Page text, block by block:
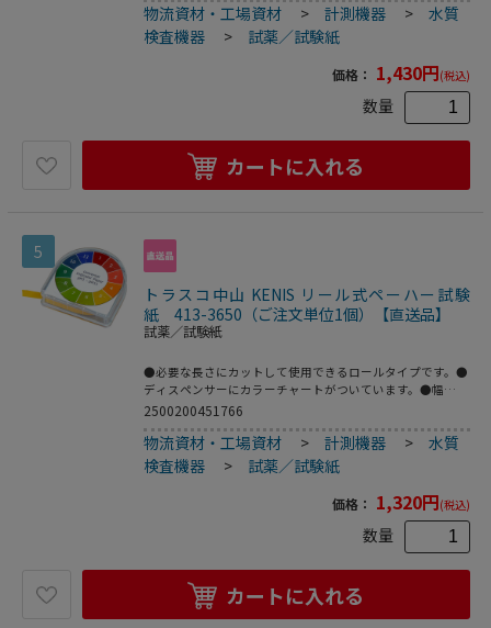
物流資材・工場資材 >計測機器 >水質
検査機器
> 試薬／試験紙
価格： 1,430円(税込)
数量
カートに入れる
5
トラスコ中山 KENIS リール式ペーハー試験
紙 413-3650（ご注文単位1個）【直送品】
試薬／試験紙
●必要な長さにカットして使用できるロールタイプです。●
ディスペンサーにカラーチャートがついています。●幅
(mm)：7●長さ(m)：5●測定範囲：pH1～11●タイプ：ロー
2500200451766
物流資材・工場資材 >計測機器 >水質
検査機器
> 試薬／試験紙
価格： 1,320円(税込)
数量
カートに入れる